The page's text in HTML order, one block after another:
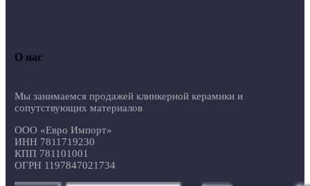
О нас
Мы занимаемся продажей клинкерной керамики и
сопутствующих материалов
ООО «Евро Импорт»
ИНН 7811719230
КПП 781101001
ОГРН 1197847021734